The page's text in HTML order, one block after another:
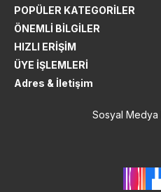
POPÜLER KATEGORILER
ÖNEMLI BILGILER
HIZLI ERIŞIM
ÜYE İŞLEMLERI
Adres & İletişim
Sosyal Medya